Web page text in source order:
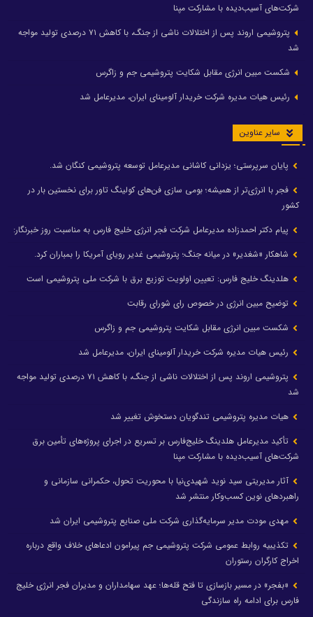
شرکت‌های آسیب‌دیده با مشارکت مپنا
پتروشیمی اروند پس از اختلالات ناشی از جنگ، با کاهش ۷۱ درصدی تولید مواجه
شد
شکست مبین انرژی مقابل شکایت پتروشیمی جم و زاگرس
رئیس هیات مدیره شرکت خریدار آلومینای ایران، مدیرعامل شد
سایر عناوین
پایان سرپرستی؛ یزدانی کاشانی مدیرعامل توسعه پتروشیمی کنگان شد.
فجر با انرژی‌تر از همیشه؛ بومی سازی فن‌های کولینگ تاور برای نخستین بار در
کشور
پیام دکتر احمدزاده مدیرعامل شرکت فجر انرژی خلیج فارس به مناسبت روز خبرنگار:
شاهکار «شغدیر» در میانه جنگ؛ پتروشیمی غدیر رویای آمریکا را بمباران کرد.
هلدینگ خلیج فارس: تعیین اولویت توزیع برق با شرکت ملی پتروشیمی است
توضیح مبین انرژی در خصوص رای شورای رقابت
شکست مبین انرژی مقابل شکایت پتروشیمی جم و زاگرس
رئیس هیات مدیره شرکت خریدار آلومینای ایران، مدیرعامل شد
پتروشیمی اروند پس از اختلالات ناشی از جنگ، با کاهش ۷۱ درصدی تولید مواجه
شد
هیات مدیره پتروشیمی تندگویان دستخوش تغییر شد
تأکید مدیرعامل هلدینگ خلیج‌فارس بر تسریع در اجرای پروژه‌های تأمین برق
شرکت‌های آسیب‌دیده با مشارکت مپنا
آثار مدیریتی سید نوید شهیدی‌نیا با محوریت تحول، حکمرانی سازمانی و
راهبردهای نوین کسب‌وکار منتشر شد
مهدی مودت مدیر سرمایه‌گذاری شرکت ملی صنایع پتروشیمی ایران شد
تکذیبیه روابط عمومی شرکت پتروشیمی جم پیرامون ادعاهای خلاف واقع درباره
اخراج کارگران رستوران
«بفجر» در مسیر بازسازی تا فتح قله‌ها؛ عهد سهامداران و مدیران فجر انرژی خلیج
فارس برای ادامه راه سازندگی